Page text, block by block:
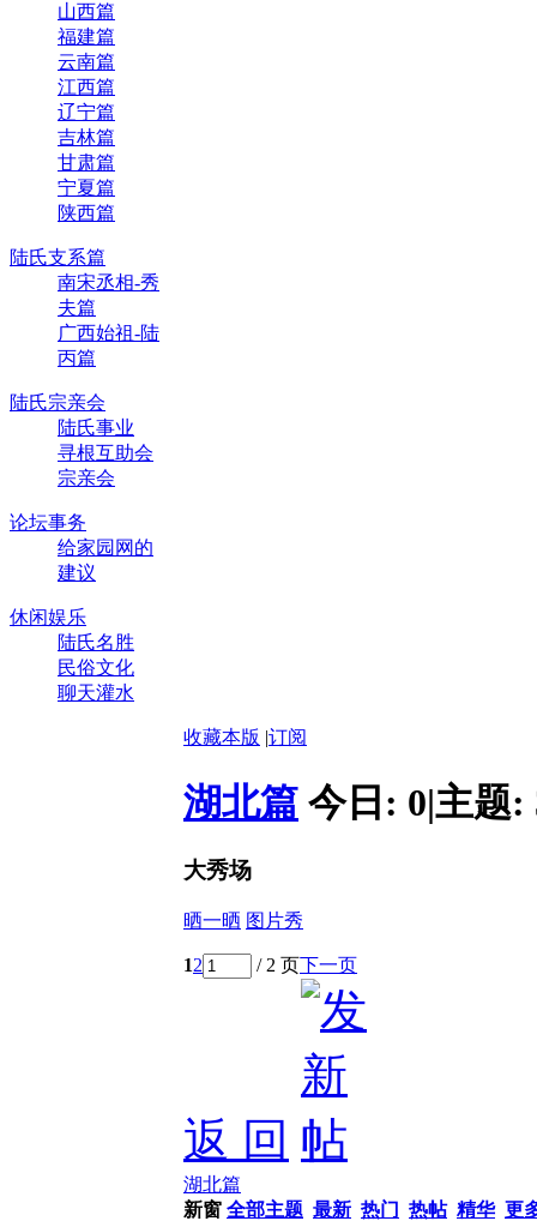
山西篇
福建篇
云南篇
江西篇
辽宁篇
吉林篇
甘肃篇
宁夏篇
陕西篇
陆氏支系篇
南宋丞相-秀
夫篇
广西始祖-陆
丙篇
陆氏宗亲会
陆氏事业
寻根互助会
宗亲会
论坛事务
给家园网的
建议
休闲娱乐
陆氏名胜
民俗文化
聊天灌水
收藏本版 |订阅
湖北篇 今日: 0|主题:
大秀场
晒一晒 图片秀
12 / 2 页下一页
返 回
湖北篇
新窗 全部主题 最新 热门 热帖 精华 更